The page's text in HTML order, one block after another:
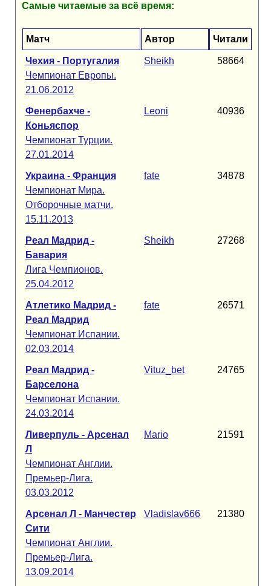
Самые читаемые за всё время:
Матч Автор Читали
Чехия - Португалия
Чемпионат Европы.
21.06.2012
Sheikh 58664
Фенербахче -
Коньяспор
Чемпионат Турции.
27.01.2014
Leoni 40936
Украина - Франция
Чемпионат Мира.
Отборочные матчи.
15.11.2013
fate 34878
Реал Мадрид -
Бавария
Лига Чемпионов.
25.04.2012
Sheikh 27268
Атлетико Мадрид -
Реал Мадрид
Чемпионат Испании.
02.03.2014
fate 26571
Реал Мадрид -
Барселона
Чемпионат Испании.
24.03.2014
Vituz_bet 24765
Ливерпуль - Арсенал
Л
Чемпионат Англии.
Премьер-Лига.
03.03.2012
Mario 21591
Арсенал Л - Манчестер
Сити
Чемпионат Англии.
Премьер-Лига.
13.09.2014
Vladislav666 21380